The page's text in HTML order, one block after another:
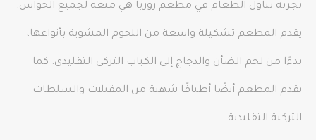
تجربة تناول الطعام في مطعم زوربا هي متعة لجميع الحواس.
يقدم المطعم تشكيلة واسعة من اللحوم المشوية بأنواعها،
بدءًا من لحم الضأن والدجاج إلى الكباب التركي التقليدي. كما
يقدم المطعم أيضًا أطباقًا شهية من المقبلات والسلطات
التركية التقليدية.